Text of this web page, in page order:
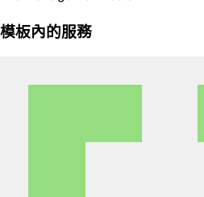
模板內的服務